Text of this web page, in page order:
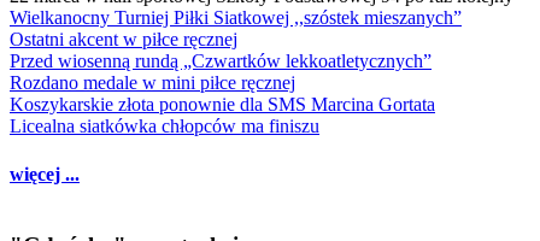
Wielkanocny Turniej Piłki Siatkowej ,,szóstek mieszanych”
Ostatni akcent w piłce ręcznej
Przed wiosenną rundą „Czwartków lekkoatletycznych”
Rozdano medale w mini piłce ręcznej
Koszykarskie złota ponownie dla SMS Marcina Gortata
Licealna siatkówka chłopców ma finiszu
więcej ...